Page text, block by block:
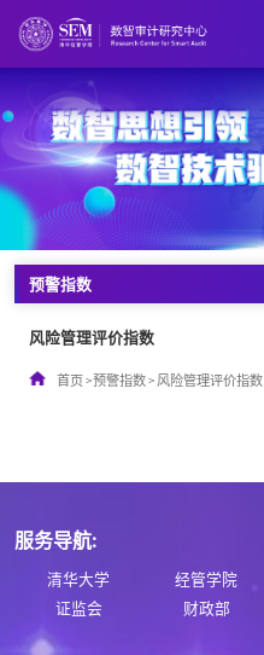
预警指数
风险管理评价指数
首页>预警指数> 风险管理评价指数
服务导航:
清华大学 经管学院
证监会
财政部